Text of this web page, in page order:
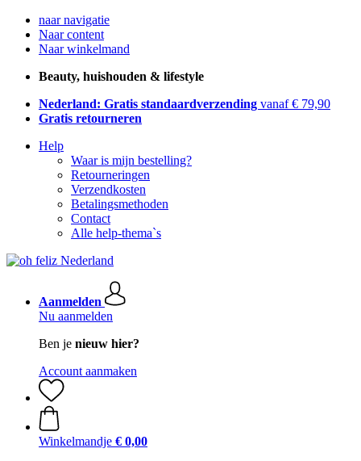
naar navigatie
Naar content
Naar winkelmand
Beauty, huishouden & lifestyle
Nederland: Gratis standaardverzending vanaf € 79,90
Gratis retourneren
Help
Waar is mijn bestelling?
Retourneringen
Verzendkosten
Betalingsmethoden
Contact
Alle help-thema`s
Aanmelden
Nu aanmelden
Ben je nieuw hier?
Account aanmaken
Winkelmandje € 0,00